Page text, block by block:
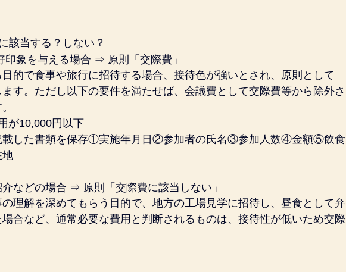
該当する？しない？
象を与える場合 ⇒ 原則「交際費」
的で食事や旅行に招待する場合、接待色が強いとされ、原則として
す。ただし以下の要件を満たせば、 会議費 として交際費等から除外さ
が10,000円以下
載した書類を保存①実施年月日②参加者の氏名③参加人数④金額⑤飲食
地
などの場合 ⇒ 原則「交際費に該当しない」
理解を深めてもらう目的で、地方の工場見学に招待し、昼食として弁
合など、通常必要な費用と判断されるものは、接待性が低いため交際